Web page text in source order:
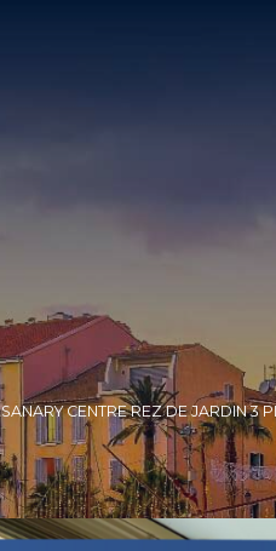
SANARY CENTRE REZ DE JARDIN 3